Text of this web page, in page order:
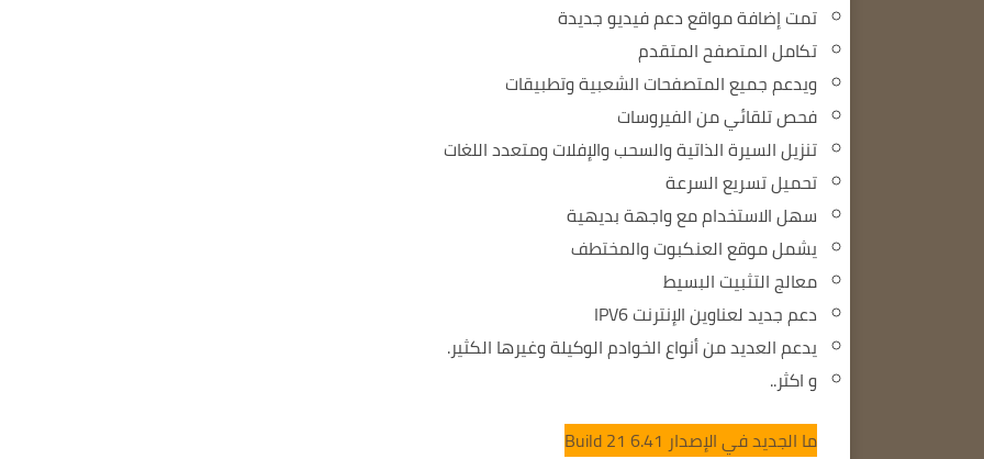
تمت إضافة مواقع دعم فيديو جديدة
تكامل المتصفح المتقدم
ويدعم جميع المتصفحات الشعبية وتطبيقات
فحص تلقائي من الفيروسات
تنزيل السيرة الذاتية والسحب والإفلات ومتعدد اللغات
تحميل تسريع السرعة
سهل الاستخدام مع واجهة بديهية
يشمل موقع العنكبوت والمختطف
معالج التثبيت البسيط
دعم جديد لعناوين الإنترنت IPV6
يدعم العديد من أنواع الخوادم الوكيلة وغيرها الكثير.
و اكثر..
ما الجديد في الإصدار 6.41 Build 21